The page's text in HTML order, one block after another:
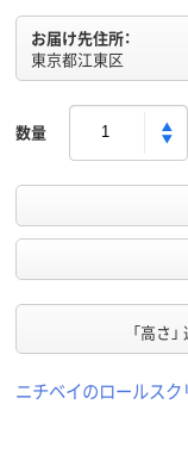
お届け先住所：
東京都江東区
数量
「高さ
ニチベイのロールス